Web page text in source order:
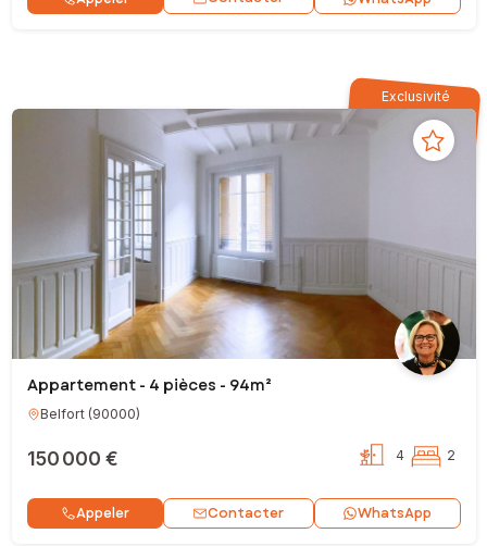
Exclusivité
Appartement - 4 pièces - 94m²
Belfort(90000)
150 000 € 4 2
Appeler Contacter WhatsApp